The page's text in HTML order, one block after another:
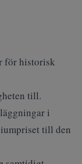
för historisk
till.
i
till den